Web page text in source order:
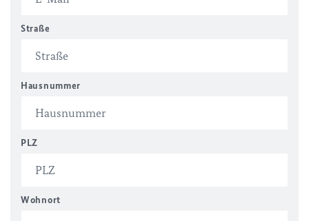
Straße
Hausnummer
PLZ
Wohnort